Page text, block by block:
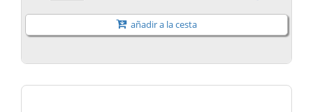
añadir a la cesta